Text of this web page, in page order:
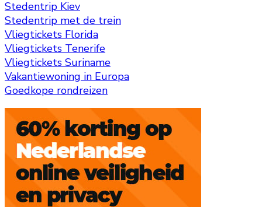
Stedentrip Kiev
Stedentrip met de trein
Vliegtickets Florida
Vliegtickets Tenerife
Vliegtickets Suriname
Vakantiewoning in Europa
Goedkope rondreizen